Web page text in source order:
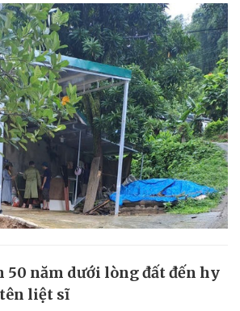
50 năm dưới lòng đất đến hy
liệt sĩ